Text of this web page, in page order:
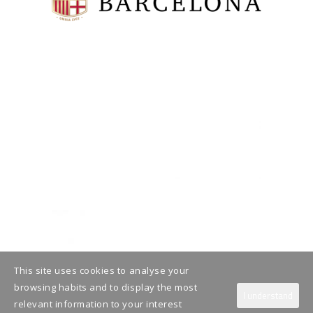
This site uses cookies to analyse your
browsing habits and to display the most
relevant information to your interest